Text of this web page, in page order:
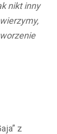
nikt inny
z